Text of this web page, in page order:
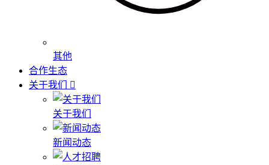
其他
合作生态
关于我们
关于我们
新闻动态